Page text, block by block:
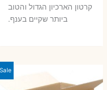
קרטון הארכיון הגדול והטוב
ביותר שקיים בענף.
Sale!